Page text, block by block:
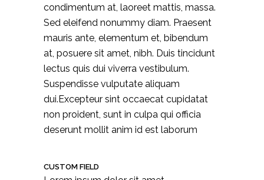
condimentum at, laoreet mattis, massa.
Sed eleifend nonummy diam. Praesent
mauris ante, elementum et, bibendum
at, posuere sit amet, nibh. Duis tincidunt
lectus quis dui viverra vestibulum.
Suspendisse vulputate aliquam
dui.Excepteur sint occaecat cupidatat
non proident, sunt in culpa qui officia
deserunt mollit anim id est laborum
CUSTOM FIELD